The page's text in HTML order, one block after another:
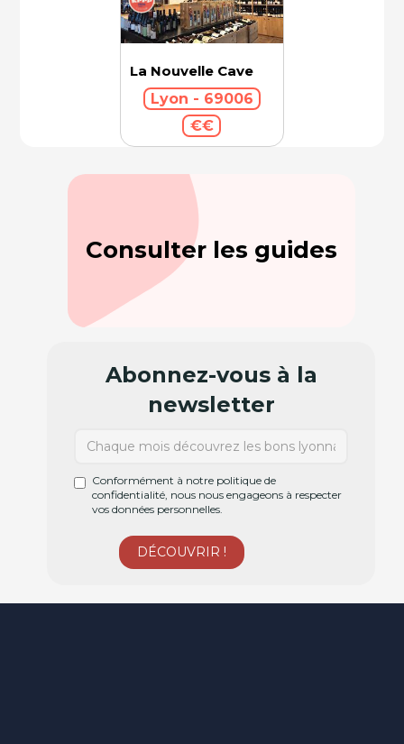
La Nouvelle Cave
Lyon - 69006
€€
Consulter les guides
Abonnez-vous à la
newsletter
Conformément à notre politique de
confidentialité, nous nous engageons à respecter
vos données personnelles.